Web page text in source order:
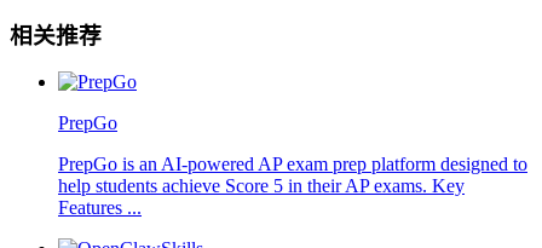
相关推荐
PrepGo
PrepGo is an AI-powered AP exam prep platform designed to
help students achieve Score 5 in their AP exams. Key
Features ...